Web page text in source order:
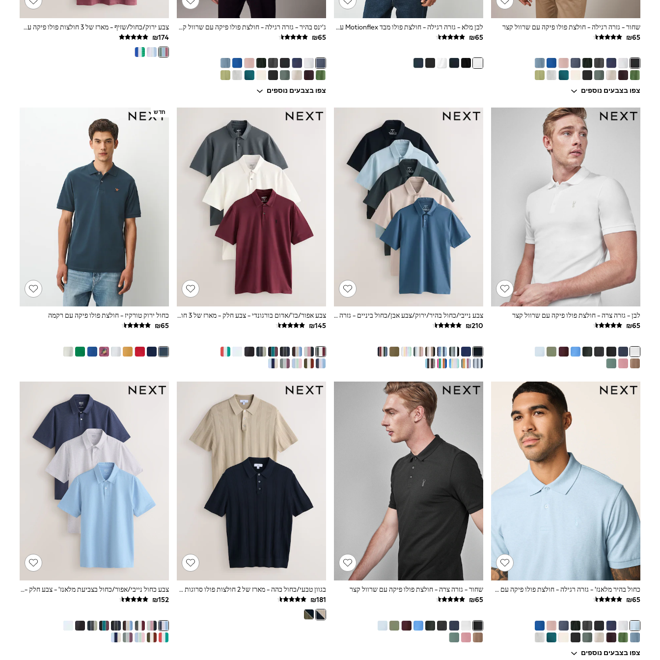
Raincoats
Shackets
Dresses
Leggings
Pants
Underwear
Multipack Leggings
Multipack Sleepsuits
Multipack Socks & Tights
Multipack Underwear
All Underwear
Sleepsuits
Socks & Tights
Long Sleeve
Short Sleeve
Printed T-Shirts
Plain T-Shirts
Multipacks
Top & Short Sets
Top & Legging Sets
Dungaree Sets
Tracksuits
Shop All
Angel & Rocket
Monsoon
Baker by Ted Baker
Lipsy
JoJo Maman Bebe
adidas
Bluey
Disney
All Bags & Accessories
New In
Hoodies & Sweatshirts
Leggings, Joggers & Shorts
Swim
T-Shirts & Vests
Sneakers
adidas
Nike
All Baby & Nursery
New in
Rompersuits & Dungarees
Bodysuits
Shop All
BOYS
98 - 116cm
116 - 134cm
134 - 152cm
152 - 164cm
שחור - גזרה רגילה - חולצת פולו פיקה עם שרוול קצר
צפו בצבעים נוספים
לבן מלא - גזרה רגילה - חולצת פולו מבד Motionflex עם שרוולים קצרים
ג'ינס בהיר - גזרה רגילה - חולצת פולו פיקה עם שרוול קצר
צפו בצבעים נוספים
צבע ירוק/כחול/שזיף - מארז של 3 חולצות פולו פיקה עם שרוולים קצרים
לבן - גזרה צרה - חולצת פולו פיקה עם שרוול קצר
צבע נייבי/כחול בהיר/ירוק/צבע אבן/כחול ביניים - גזרה רגילה - מארז של 5 חולצות פולו ג'רזי בטכנולוגיית Motionflex עם שרוולים קצרים
צבע אפור/בז'/אדום בורגונדי - צבע חלק - מארז של 3 חולצות פולו ג'רזי בטכנולוגיית Motionflex עם שרוולים קצרים
חדש
כחול ירוק טורקיז - חולצת פולו פיקה עם רקמה
כחול בהיר מלאנז' - גזרה רגילה - חולצת פולו פיקה עם שרוול קצר
צפו בצבעים נוספים
שחור - גזרה צרה - חולצת פולו פיקה עם שרוול קצר
בגוון טבעי/כחול כהה - מארז של 2 חולצות פולו סרוגות מבד פוינטל עשיר בכותנה
צבע כחול נייבי/אפור/כחול בצביעת מלאנז' - צבע חלק - מארז של 3 חולצות פולו ג'רזי בטכנולוגיית Motionflex עם שרוולים קצרים